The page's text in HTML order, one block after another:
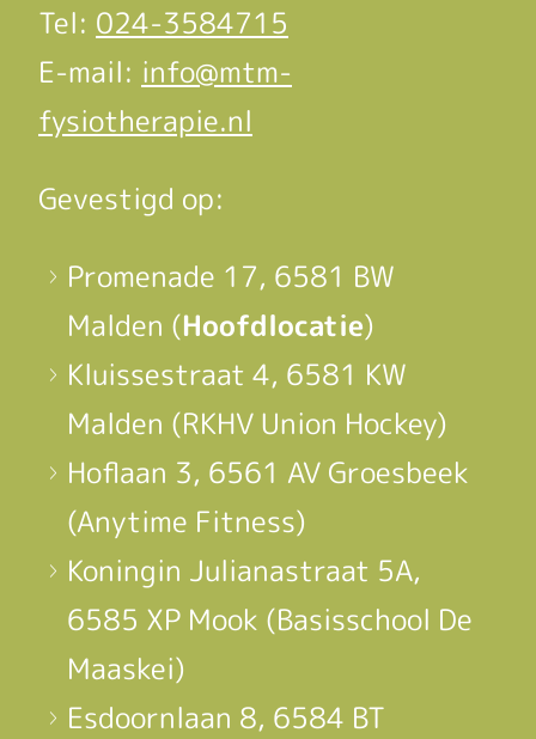
Tel: 024-3584715
E-mail: info@mtm-
fysiotherapie.nl
Gevestigd op:
Promenade 17, 6581 BW
Malden (Hoofdlocatie)
Kluissestraat 4, 6581 KW
Malden (RKHV Union Hockey)
Hoflaan 3, 6561 AV Groesbeek
(Anytime Fitness)
Koningin Julianastraat 5A,
6585 XP Mook (Basisschool De
Maaskei)
Esdoornlaan 8, 6584 BT